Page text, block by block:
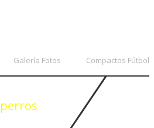
Galería Fotos Compactos Fútbol